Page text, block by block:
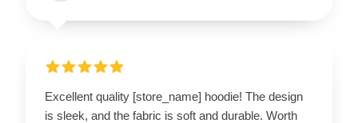
Excellent quality [store_name] hoodie! The design
is sleek, and the fabric is soft and durable. Worth